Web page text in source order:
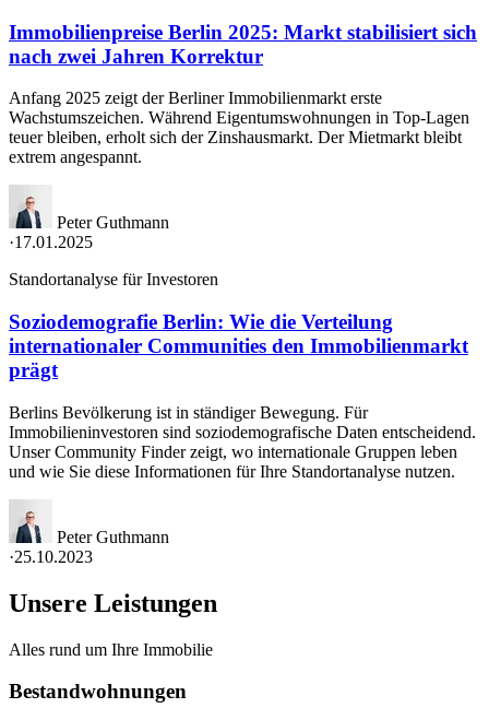
Immobilienpreise Berlin 2025: Markt stabilisiert sich
nach zwei Jahren Korrektur
Anfang 2025 zeigt der Berliner Immobilienmarkt erste
Wachstumszeichen. Während Eigentumswohnungen in Top-Lagen
teuer bleiben, erholt sich der Zinshausmarkt. Der Mietmarkt bleibt
extrem angespannt.
Peter Guthmann
·17.01.2025
Standortanalyse für Investoren
Soziodemografie Berlin: Wie die Verteilung
internationaler Communities den Immobilienmarkt
prägt
Berlins Bevölkerung ist in ständiger Bewegung. Für
Immobilieninvestoren sind soziodemografische Daten entscheidend.
Unser Community Finder zeigt, wo internationale Gruppen leben
und wie Sie diese Informationen für Ihre Standortanalyse nutzen.
Peter Guthmann
·25.10.2023
Unsere Leistungen
Alles rund um Ihre Immobilie
Bestandwohnungen